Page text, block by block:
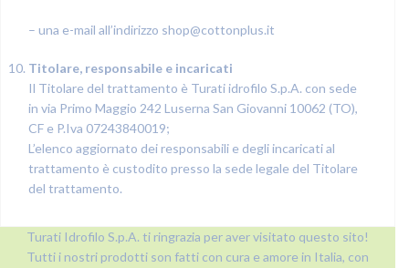
– una e-mail all’indirizzo shop@cottonplus.it
Titolare, responsabile e incaricati
Il Titolare del trattamento è Turati idrofilo S.p.A. con sede
in via Primo Maggio 242 Luserna San Giovanni 10062 (TO),
CF e P.Iva 07243840019;
L’elenco aggiornato dei responsabili e degli incaricati al
trattamento è custodito presso la sede legale del Titolare
del trattamento.
Turati Idrofilo S.p.A. ti ringrazia per aver visitato questo sito!
Tutti i nostri prodotti son fatti con cura e amore in Italia, con